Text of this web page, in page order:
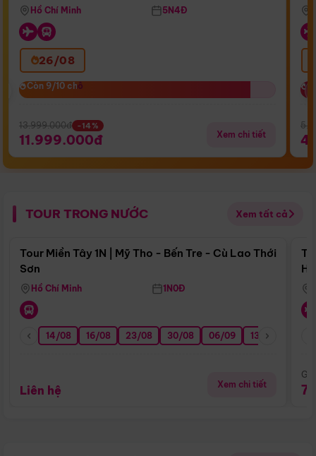
Airways)
Hồ Chí Minh 5N4Đ
26/08
Còn 9/10 chỗ
Còn 9/10 chỗ
13.999.000đ -14%
11.999.000đ Xem chi tiết
TOUR TRONG NƯỚC Xem tất cả
Điểm nổi bật
Tour Miền Tây 1N | Mỹ Tho - Bến Tre - Cù Lao Thới
Sơn
Hồ Chí Minh 1N0Đ
14/08 16/08 23/08 30/08 06/09 13/09
Liên hệ Xem chi tiết